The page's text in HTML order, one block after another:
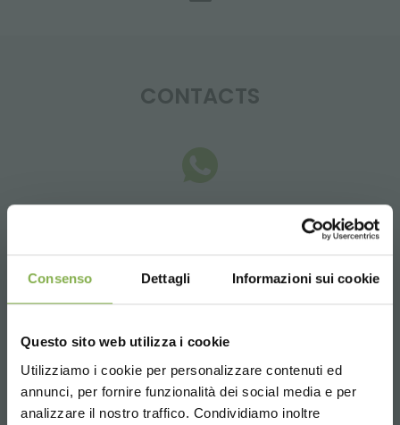
Consenso Dettagli Informazioni sui cookie
Questo sito web utilizza i cookie
Utilizziamo i cookie per personalizzare contenuti ed
annunci, per fornire funzionalità dei social media e per
analizzare il nostro traffico. Condividiamo inoltre
CONTACTS
Email
Request information